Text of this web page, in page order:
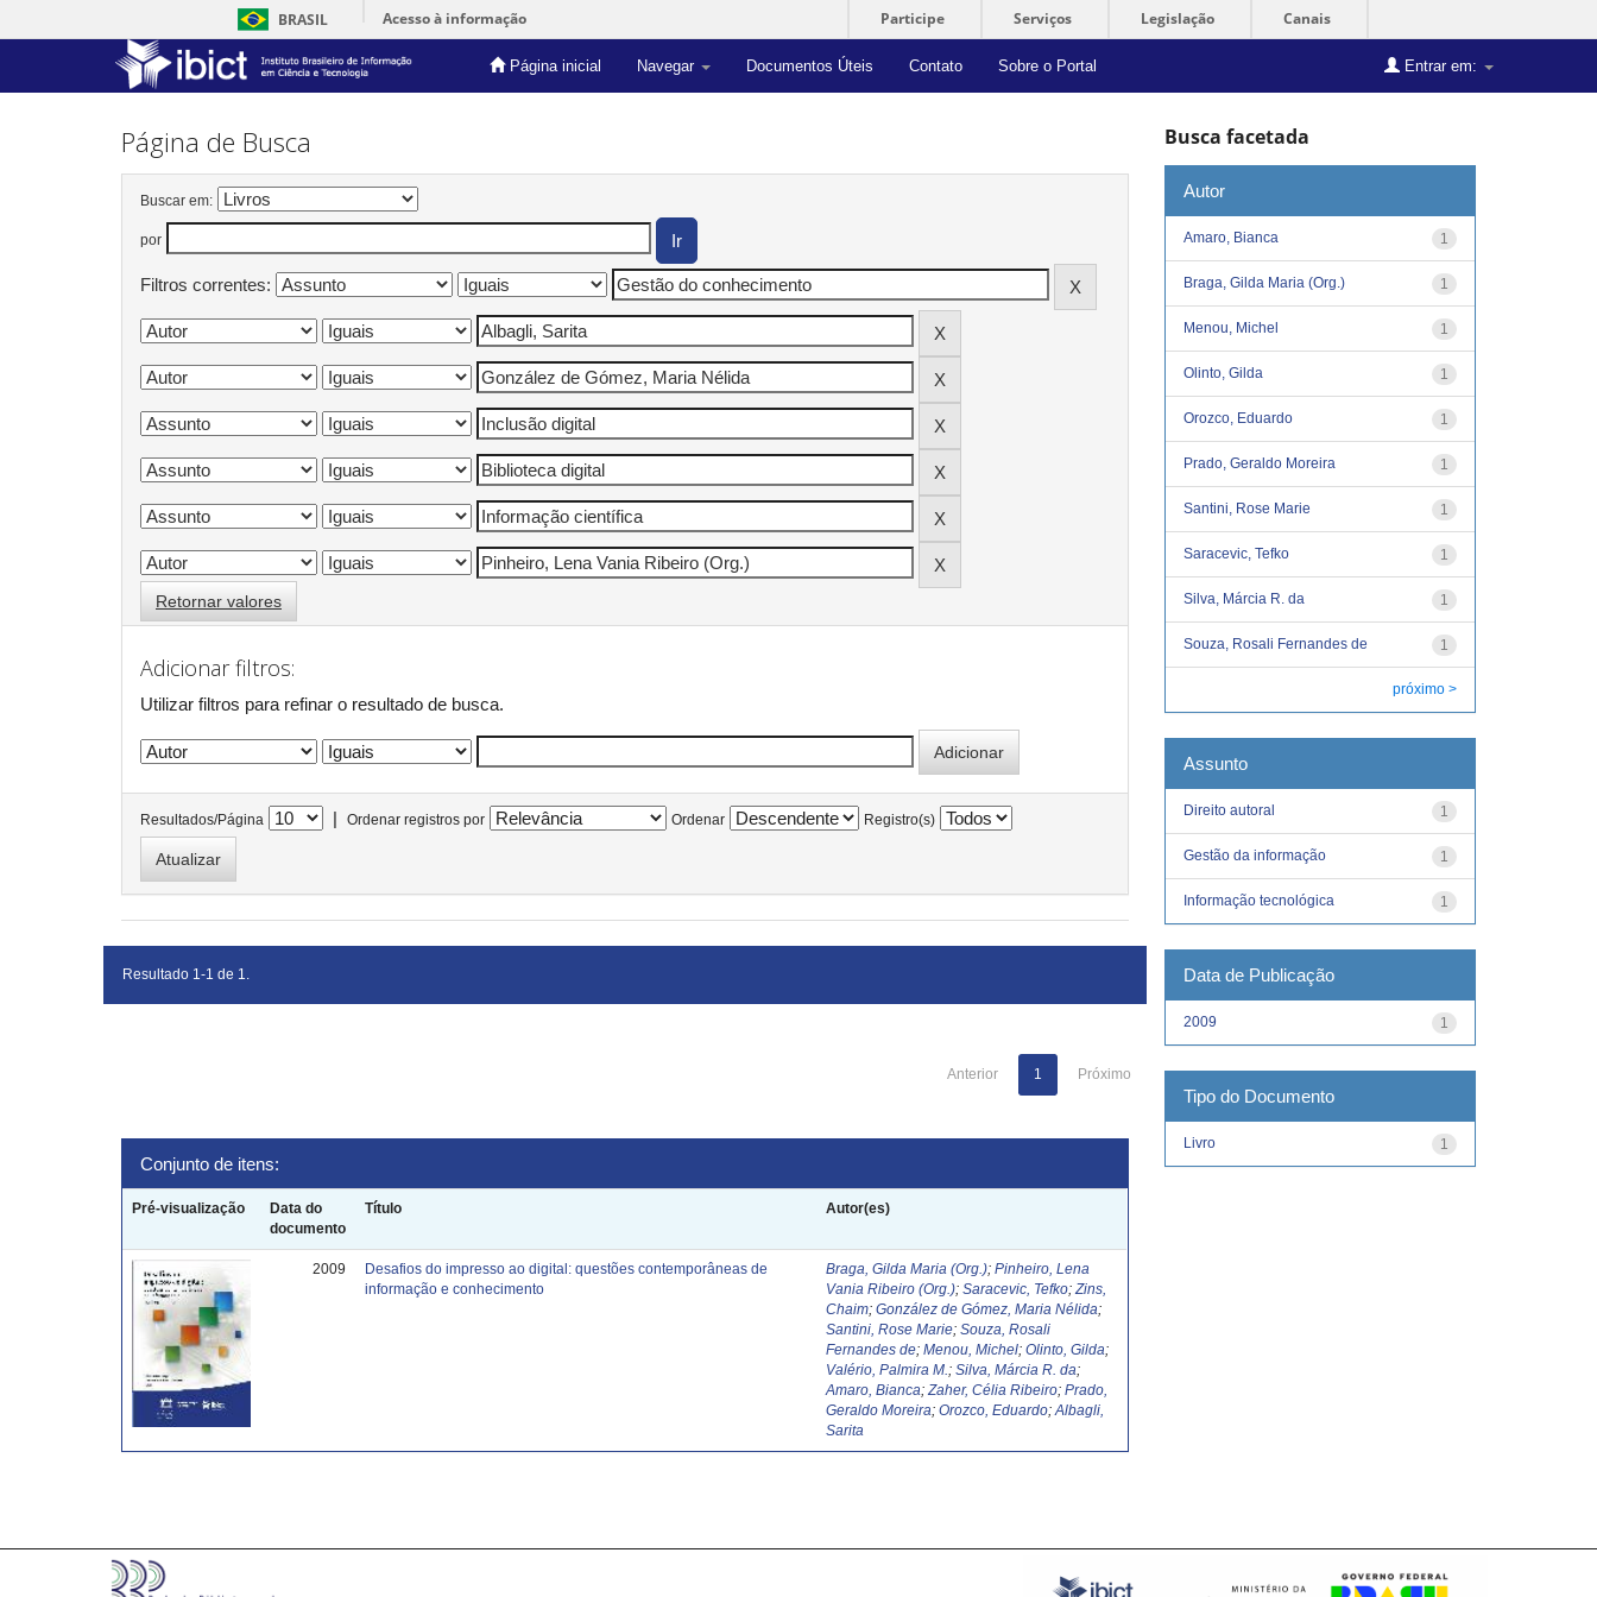
BRASIL Acesso à informação Participe Serviços Legislação Canais
Página inicial Navegar Documentos Úteis Contato Sobre o Portal Entrar em:
Skip
Página de Busca
Buscar em:
por
Filtros correntes:
Retornar valores
Adicionar filtros:
Utilizar filtros para refinar o resultado de busca.
Resultados/Página | Ordenar registros por Ordenar Registro(s)
Resultado 1-1 de 1.
Anterior 1 Próximo
Conjunto de itens:
Pré-visualização
Data do
documento
Título Autor(es)
2009
Desafios do impresso ao digital: questões contemporâneas de
informação e conhecimento
Braga, Gilda Maria (Org.);Pinheiro, Lena
Vania Ribeiro (Org.);Saracevic, Tefko;Zins,
Chaim;González de Gómez, Maria Nélida;
Santini, Rose Marie;Souza, Rosali
Fernandes de;Menou, Michel;Olinto, Gilda;
Valério, Palmira M. ;Silva, Márcia R. da;
Amaro, Bianca;Zaher, Célia Ribeiro;Prado,
Geraldo Moreira;Orozco, Eduardo;Albagli,
Sarita
Busca facetada
Autor
1
Amaro, Bianca
1
Braga, Gilda Maria (Org.)
1
Menou, Michel
1
Olinto, Gilda
1
Orozco, Eduardo
1
Prado, Geraldo Moreira
1
Santini, Rose Marie
1
Saracevic, Tefko
1
Silva, Márcia R. da
1
Souza, Rosali Fernandes de
próximo >
Assunto
1
Direito autoral
1
Gestão da informação
1
Informação tecnológica
Data de Publicação
1
2009
Tipo do Documento
1
Livro